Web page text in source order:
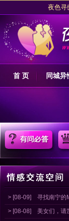
夜色
夜色交友网
夜色
夜色交友网坚
首 页 同城异
> [08-09] 寻找南宁的
> [08-08] 美女们，请